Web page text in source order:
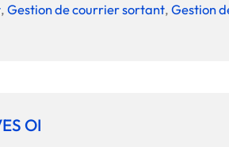
,Gestion de courrier sortant,Gestion
OI